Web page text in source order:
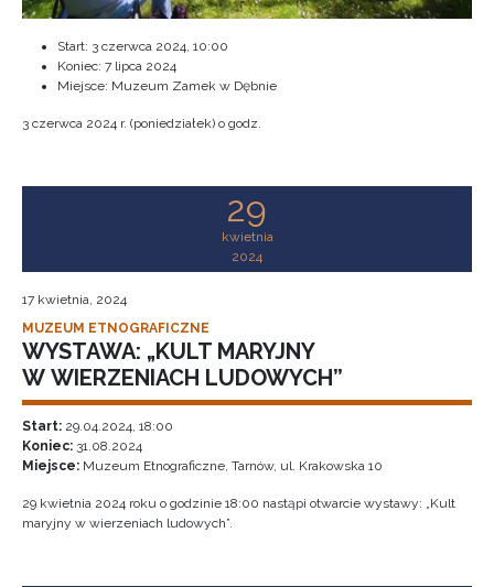
Start: 3 czerwca 2024, 10:00
Koniec: 7 lipca 2024
Miejsce: Muzeum Zamek w Dębnie
3 czerwca 2024 r. (poniedziałek) o godz.
29
kwietnia
2024
17 kwietnia, 2024
MUZEUM ETNOGRAFICZNE
WYSTAWA: „KULT MARYJNY
W WIERZENIACH LUDOWYCH”
Start: 29.04.2024, 18:00
Koniec: 31.08.2024
Miejsce: Muzeum Etnograficzne, Tarnów, ul. Krakowska 10
29 kwietnia 2024 roku o godzinie 18:00 nastąpi otwarcie wystawy: „Kult
maryjny w wierzeniach ludowych”.